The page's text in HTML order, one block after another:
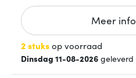
Meer info
2 stuksop voorraad
Dinsdag 11-08-2026 geleverd